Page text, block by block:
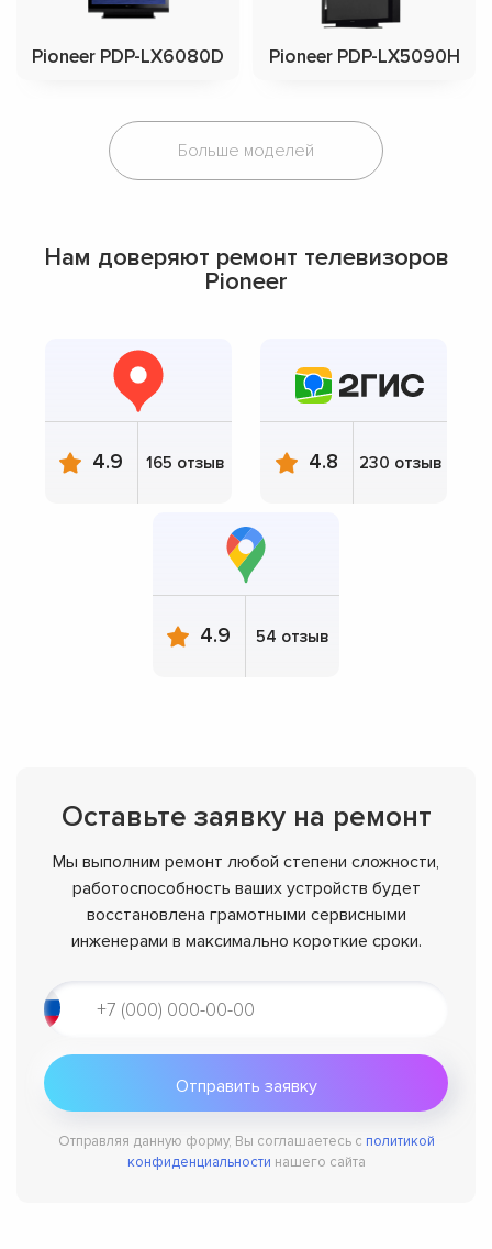
Pioneer PDP-LX6080D Pioneer PDP-LX5090H
Больше моделей
Нам доверяют ремонт телевизоров
Pioneer
4.9 165 отзыв 4.8 230 отзыв
4.9 54 отзыв
Оставьте заявку на ремонт
Мы выполним ремонт любой степени сложности,
работоспособность ваших устройств будет
восстановлена грамотными сервисными
инженерами в максимально короткие сроки.
Отправляя данную форму, Вы соглашаетесь с политикой
конфиденциальности нашего сайта